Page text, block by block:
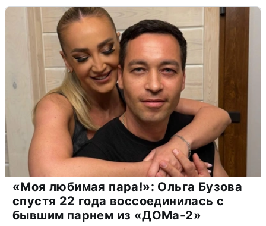
«Моя любимая пара!»: Ольга Бузова
спустя 22 года воссоединилась с
бывшим парнем из «ДОМа-2»